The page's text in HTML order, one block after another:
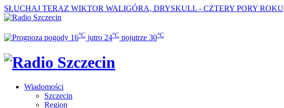
SŁUCHAJ TERAZ WIKTOR WALIGÓRA, DRYSKULL - CZTERY PORY ROKU
16°C jutro 24°C pojutrze 30°C
Wiadomości
Szczecin
Region